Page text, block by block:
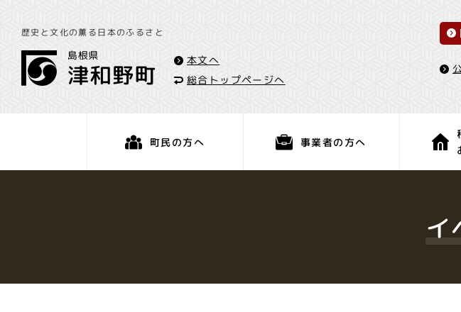
歴史と文化の薫る日本のふるさと
本文へ
総合トップページへ
町民の方へ 事業者の方へ
イ